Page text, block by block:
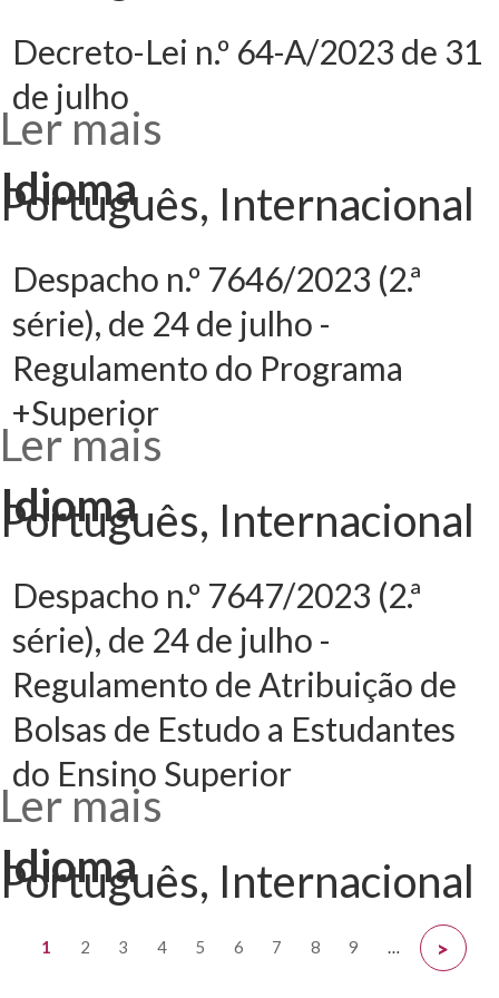
Decreto-Lei n.º 64-A/2023 de 31
de julho
Ler mais
de julho
Idioma
Português, Internacional
Despacho n.º 7646/2023 (2.ª
série), de 24 de julho -
Regulamento do Programa
+Superior
Ler mais
série), de 24 de
julho -
Regulamento do
Programa
+Superior
Idioma
Português, Internacional
Despacho n.º 7647/2023 (2.ª
série), de 24 de julho -
Regulamento de Atribuição de
Bolsas de Estudo a Estudantes
do Ensino Superior
Ler mais acerca de
série), de 24 de
julho -
Regulamento de
Atribuição de
Bolsas de Estudo
a Estudantes do
Ensino Superior
Idioma
Português, Internacional
Páginas
1 2 3 4 5 6 7 8 9 >